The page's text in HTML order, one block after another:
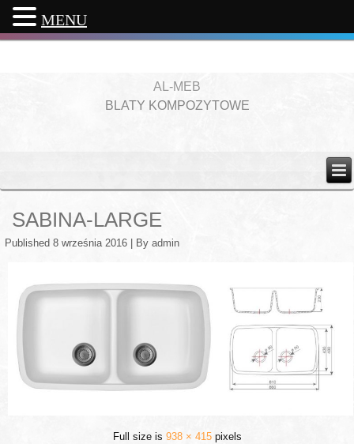
AL-MEB
BLATY KOMPOZYTOWE
SABINA-LARGE
Published 8 września 2016 By admin
Full size is 938 × 415pixels
MENU